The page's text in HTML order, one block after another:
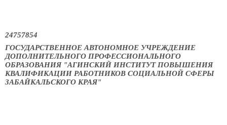
24757854
ГОСУДАРСТВЕННОЕ АВТОНОМНОЕ УЧРЕЖДЕНИЕ
ДОПОЛНИТЕЛЬНОГО ПРОФЕССИОНАЛЬНОГО
ОБРАЗОВАНИЯ "АГИНСКИЙ ИНСТИТУТ ПОВЫШЕНИЯ
КВАЛИФИКАЦИИ РАБОТНИКОВ СОЦИАЛЬНОЙ СФЕРЫ
ЗАБАЙКАЛЬСКОГО КРАЯ"